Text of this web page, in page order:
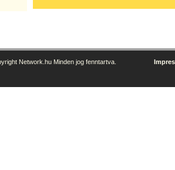
Network.hu Minden jog fenntartva.